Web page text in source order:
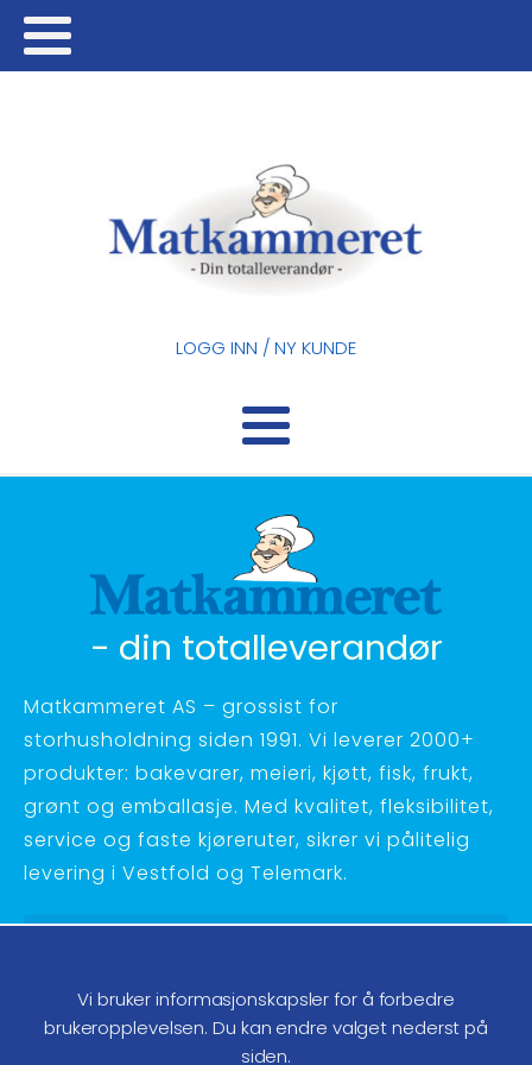
LOGG INN / NY KUNDE
- din totalleverandør
Matkammeret AS – grossist for
storhusholdning siden 1991. Vi leverer 2000+
produkter: bakevarer, meieri, kjøtt, fisk, frukt,
grønt og emballasje. Med kvalitet, fleksibilitet,
service og faste kjøreruter, sikrer vi pålitelig
levering i Vestfold og Telemark.
Telefon:
35 58 48 70
ordre@matkammeret.no
Vi bruker informasjonskapsler for å forbedre
brukeropplevelsen. Du kan endre valget nederst på
siden.